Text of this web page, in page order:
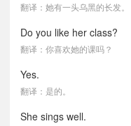
翻译：她有一头乌黑的长发。
Do you like her class?
翻译：你喜欢她的课吗？
Yes.
翻译：是的。
She sings well.